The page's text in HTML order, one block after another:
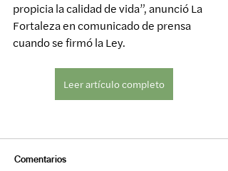
propicia la calidad de vida”, anunció La
Fortaleza en comunicado de prensa
cuando se firmó la Ley.
Leer artículo completo
Comentarios